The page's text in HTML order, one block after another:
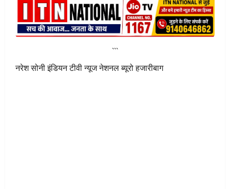
```
नरेश सोनी इंडियन टीवी न्यूज नेशनल ब्यूरो हजारीबाग